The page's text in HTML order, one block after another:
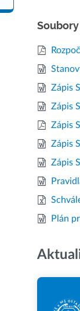
Zápis
Zápis
Zápis
Zápis
Zápis
Plán